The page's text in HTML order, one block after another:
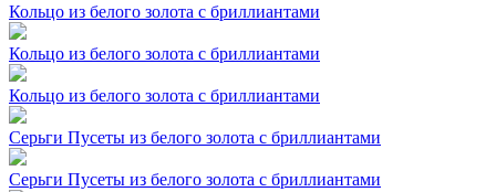
Кольцо из белого золота с бриллиантами
Кольцо из белого золота с бриллиантами
Кольцо из белого золота с бриллиантами
Серьги Пусеты из белого золота с бриллиантами
Серьги Пусеты из белого золота с бриллиантами